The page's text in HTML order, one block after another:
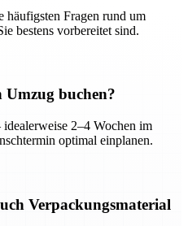
Fragen rund um
bestens vorbereitet sind.
Umzug buchen?
2–4 Wochen im
optimal einplanen.
Verpackungsmaterial